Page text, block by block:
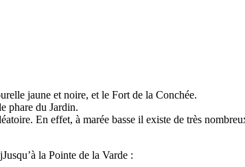
jaune et noire, et le Fort de la Conchée.
phare du Jardin.
En effet, à marée basse il existe de très
la Pointe de la Varde :